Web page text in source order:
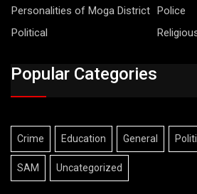
Personalities of Moga District
Police
Political
Popular Categories
Crime Education General
SAM Uncategorized